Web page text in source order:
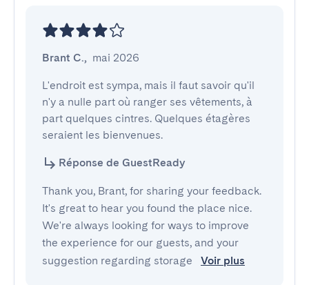
Brant C., mai 2026
L'endroit est sympa, mais il faut savoir qu'il
n'y a nulle part où ranger ses vêtements, à
part quelques cintres. Quelques étagères
seraient les bienvenues.
Réponse de GuestReady
Thank you, Brant, for sharing your feedback.
It's great to hear you found the place nice.
We're always looking for ways to improve
the experience for our guests, and your
suggestion regarding storage
Voir plus